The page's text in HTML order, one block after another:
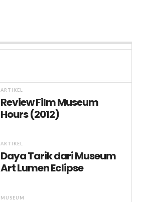
ARTIKEL
Review Film Museum
Hours (2012)
ARTIKEL
Daya Tarik dari Museum
Art Lumen Eclipse
MUSEUM